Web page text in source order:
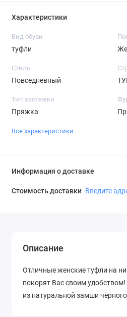
Характеристики
Вид обуви
туфли
Стиль
Повседневный
Тип застежки
Пряжка
Все характеристики
Информация о доставке
Стоимость доставки Введите
Описание
Отличные женские туфли на
покорят Вас своим
из натуральной замши